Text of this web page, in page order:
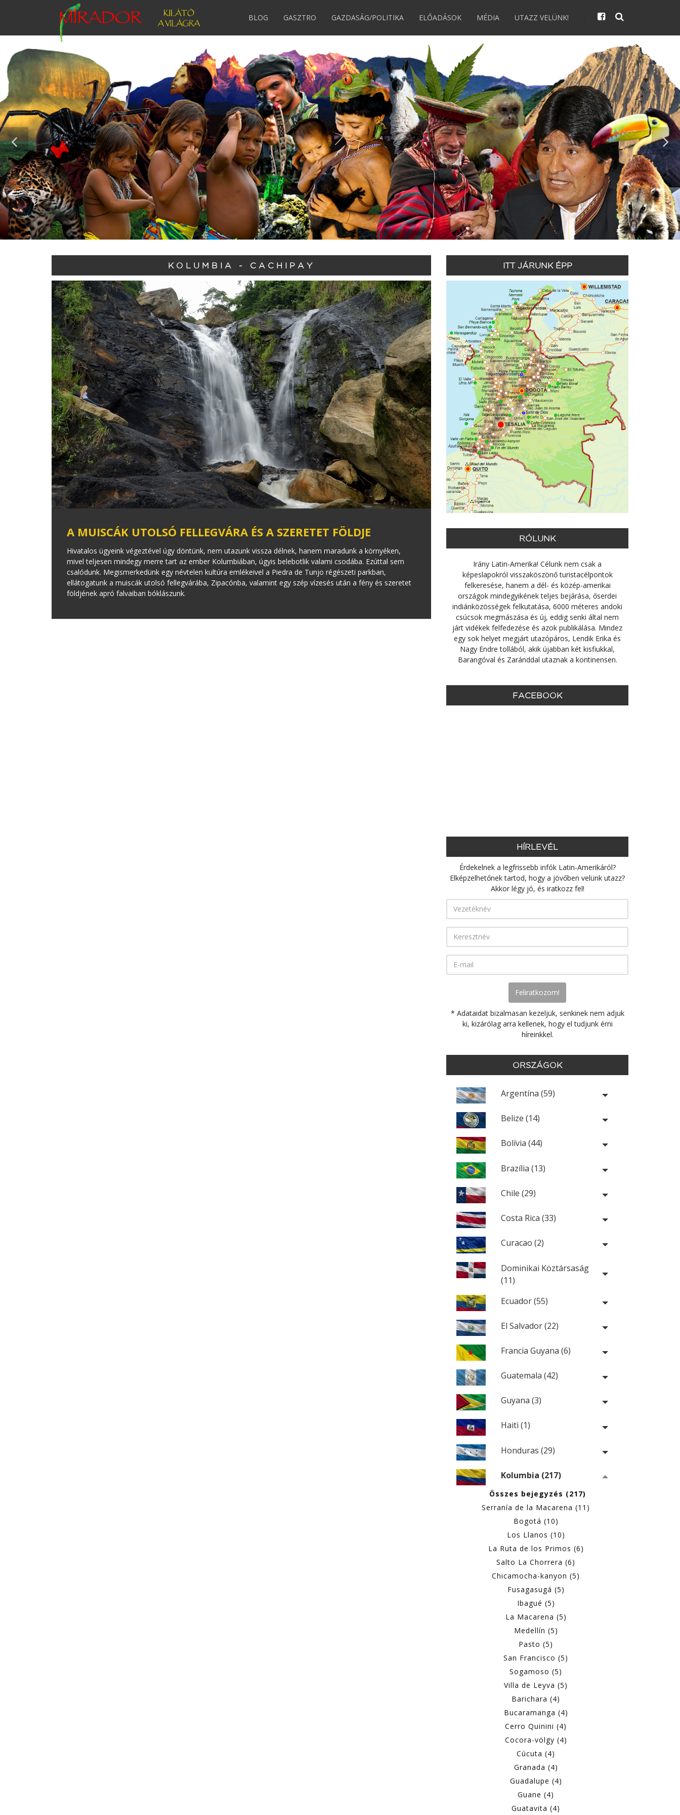
BLOG GASZTRO GAZDASÁG/POLITIKA ELŐADÁSOK MÉDIA UTAZZ VELÜNK!
KOLUMBIA - CACHIPAY
A MUISCÁK UTOLSÓ FELLEGVÁRA ÉS A SZERETET FÖLDJE
Hivatalos ügyeink végeztével úgy döntünk, nem utazunk vissza délnek, hanem maradunk a környéken,
mivel teljesen mindegy merre tart az ember Kolumbiában, úgyis belebotlik valami csodába. Ezúttal sem
csalódunk. Megismerkedünk egy névtelen kultúra emlékeivel a Piedra de Tunjo régészeti parkban,
ellátogatunk a muiscák utolsó fellegvárába, Zipacónba, valamint egy szép vízesés után a fény és szeretet
földjének apró falvaiban bóklászunk.
ITT JÁRUNK ÉPP
RÓLUNK
Irány Latin-Amerika! Célunk nem csak a
képeslapokról visszaköszönő turistacélpontok
felkeresése, hanem a dél- és közép-amerikai
országok mindegyikének teljes bejárása, őserdei
indiánközösségek felkutatása, 6000 méteres andoki
csúcsok megmászása és új, eddig senki által nem
járt vidékek felfedezése és azok publikálása. Mindez
egy sok helyet megjárt utazópáros, Lendik Erika és
Nagy Endre tollából, akik újabban két kisfiukkal,
Barangóval és Zaránddal utaznak a kontinensen.
FACEBOOK
HÍRLEVÉL
Érdekelnek a legfrissebb infók Latin-Amerikáról?
Elképzelhetőnek tartod, hogy a jövőben velünk utazz?
Akkor légy jó, és iratkozz fel!
* Adataidat bizalmasan kezeljük, senkinek nem adjuk
ki, kizárólag arra kellenek, hogy el tudjunk érni
híreinkkel.
ORSZÁGOK
Argentína (59)
Belize (14)
Bolívia (44)
Brazília (13)
Chile (29)
Costa Rica (33)
Curacao (2)
Dominikai Köztársaság
(11)
Ecuador (55)
El Salvador (22)
Francia Guyana (6)
Guatemala (42)
Guyana (3)
Haiti (1)
Honduras (29)
Kolumbia (217)
Összes bejegyzés (217)
Serranía de la Macarena (11)
Bogotá (10)
Los Llanos (10)
La Ruta de los Primos (6)
Salto La Chorrera (6)
Chicamocha-kanyon (5)
Fusagasugá (5)
Ibagué (5)
La Macarena (5)
Medellín (5)
Pasto (5)
San Francisco (5)
Sogamoso (5)
Villa de Leyva (5)
Barichara (4)
Bucaramanga (4)
Cerro Quinini (4)
Cocora-völgy (4)
Cúcuta (4)
Granada (4)
Guadalupe (4)
Guane (4)
Guatavita (4)